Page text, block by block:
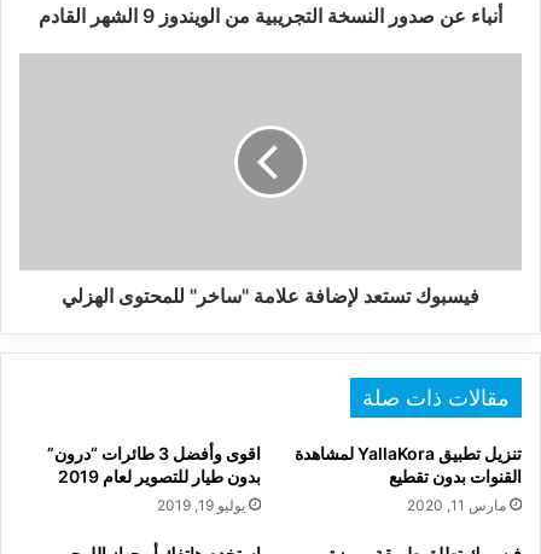
القادم
أنباء عن صدور النسخة التجريبية من الويندوز 9 الشهر القادم
فيسبوك تستعد لإضافة علامة "ساخر" للمحتوى الهزلي
مقالات ذات صلة
تنزيل تطبيق YallaKora لمشاهدة
القنوات بدون تقطيع
مارس 11, 2020
اقوى وأفضل 3 طائرات “درون”
بدون طيار للتصوير لعام 2019
يوليو 19, 2019